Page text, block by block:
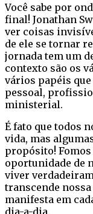
Você sabe por
final! Jonathan
ver coisas
de ele se tornar
jornada tem um
contexto são os
vários papéis
pessoal,
ministerial.
É fato que todos
vida, mas
propósito! Fomos
oportunidade de
viver
transcende
manifesta em
dia-a-dia.